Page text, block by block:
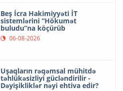
Beş İcra Hakimiyyəti İT
sistemlərini “Hökumət
buludu”na köçürüb
06-08-2026
Uşaqların rəqəmsal mühitdə
təhlükəsizliyi gücləndirilir -
Dəyişikliklər nəyi ehtiva edir?